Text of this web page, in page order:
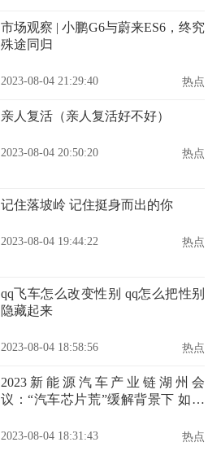
市场观察 | 小鹏G6与蔚来ES6，终究
殊途同归
2023-08-04 21:29:40 热点
亲人复活（亲人复活好不好）
2023-08-04 20:50:20 热点
记住落坡岭 记住挺身而出的你
2023-08-04 19:44:22 热点
qq飞车怎么改变性别 qq怎么把性别
隐藏起来
2023-08-04 18:58:56 热点
2023新能源汽车产业链湖州会
议：“汽车芯片荒”缓解背景下 如何
2023-08-04 18:31:43 热点